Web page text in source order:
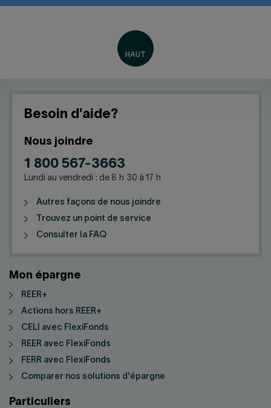
Besoin d'aide?
Nous joindre
1 800 567-3663
Lundi au vendredi : de 8 h 30 à 17 h
Autres façons de nous joindre
Trouvez un point de service
Consulter la FAQ
Mon épargne
REER+
Actions hors REER+
CELI avec FlexiFonds
REER avec FlexiFonds
FERR avec FlexiFonds
Comparer nos solutions d'épargne
Particuliers